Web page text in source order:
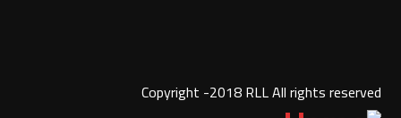
Copyright -2018 RLL All rights reserved